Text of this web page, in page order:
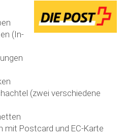
(In-
(zwei verschiedene
mit Postcard und EC-Karte